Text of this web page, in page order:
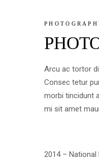
Arcu ac tortor
Consec tetur
morbi tincidunt
mi sit amet
2014 – National